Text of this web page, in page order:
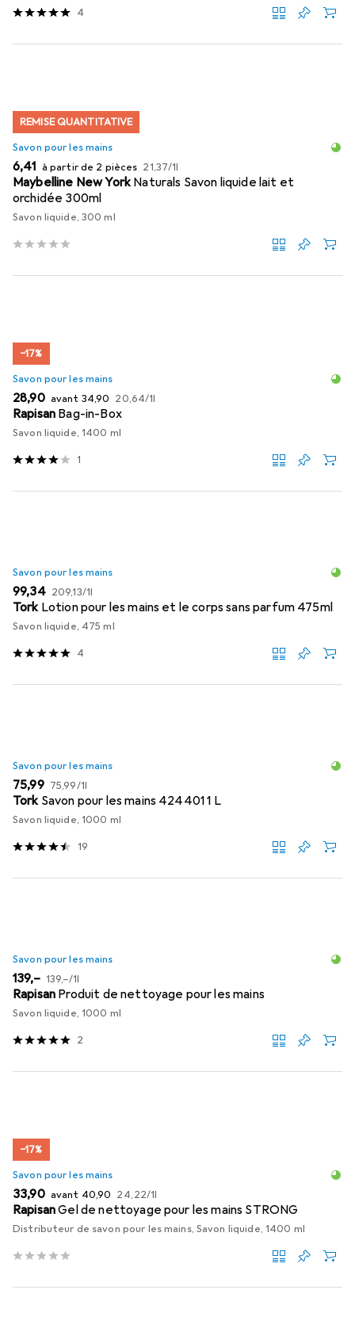
4
REMISE QUANTITATIVE
Savon pour les mains
EUR
6,41 à partir de 2 pièces EUR
21,37/1l
Maybelline New YorkNaturals Savon liquide lait et
orchidée 300ml
Savon liquide, 300 ml
−17%
Savon pour les mains
EUR
28,90 avant EUR
34,90 EUR
20,64/1l
Rapisan Bag-in-Box
Savon liquide, 1400 ml
1
Savon pour les mains
EUR
99,34 EUR
209,13/1l
Tork Lotion pour les mains et le corps sans parfum 475ml
Savon liquide, 475 ml
4
Savon pour les mains
EUR
75,99 EUR
75,99/1l
Tork Savon pour les mains 424401 1 L
Savon liquide, 1000 ml
19
Savon pour les mains
EUR
139,– EUR
139,–/1l
Rapisan Produit de nettoyage pour les mains
Savon liquide, 1000 ml
2
−17%
Savon pour les mains
EUR
33,90 avant EUR
40,90 EUR
24,22/1l
RapisanGel de nettoyage pour les mains STRONG
Distributeur de savon pour les mains, Savon liquide, 1400 ml